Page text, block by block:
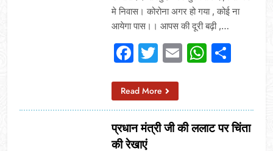
मे निवास। कोरोना अगर हो गया , कोई ना
आयेगा पास।। आपस की दूरी बढ़ी ,…
Facebook
Twitter
Email
Read More
प्रधान मंत्री जी की ललाट पर चिंता
की रेखाएं